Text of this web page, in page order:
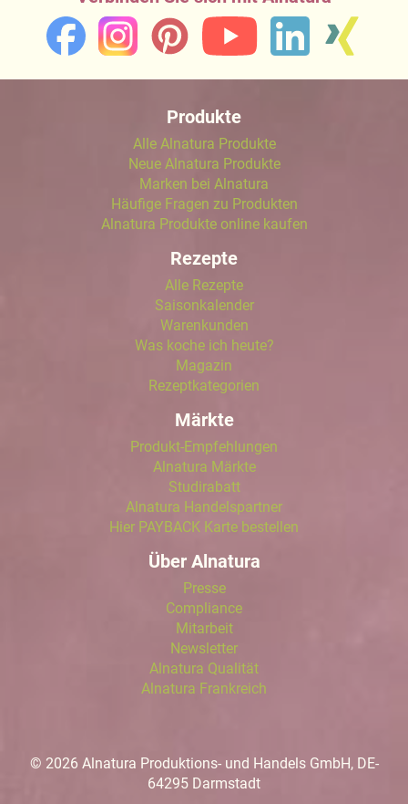
Produkte
Alle Alnatura Produkte
Neue Alnatura Produkte
Marken bei Alnatura
Häufige Fragen zu Produkten
Alnatura Produkte online kaufen
Rezepte
Alle Rezepte
Saisonkalender
Warenkunden
Was koche ich heute?
Magazin
Rezeptkategorien
Märkte
Produkt-Empfehlungen
Alnatura Märkte
Studirabatt
Alnatura Handelspartner
Hier PAYBACK Karte bestellen
Über Alnatura
Presse
Compliance
Mitarbeit
Newsletter
Alnatura Qualität
Alnatura Frankreich
© 2026 Alnatura Produktions- und Handels GmbH, DE-
64295 Darmstadt